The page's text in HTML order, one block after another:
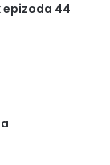
epizoda 44